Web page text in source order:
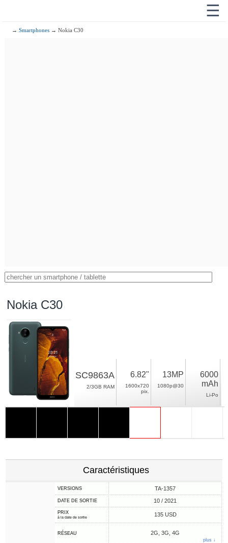
☰
→Smartphones → Nokia C30
Nokia C30
SC9863A
2/3GB RAM
6.82"
1600x720
pix.
13MP
1080p@30
6000
mAh
Li-Po
Caractéristiques
VERSIONS TA-1357
DATE DE SORTIE 10 / 2021
PRIX
à la date de sortie 135 USD
RÉSEAU 2G, 3G, 4G
plus ↓